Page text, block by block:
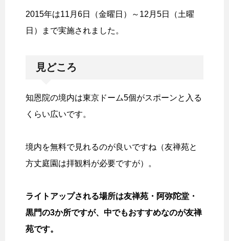
2015年は11月6日（金曜日）～12月5日（土曜
日）まで実施されました。
見どころ
知恩院の境内は東京ドーム5個がスポーンと入る
くらい広いです。
境内を無料で見れるのが良いですね（友禅苑と
方丈庭園は拝観料が必要ですが）。
ライトアップされる場所は友禅苑・阿弥陀堂・
黒門の3か所ですが、中でもおすすめなのが友禅
苑です。